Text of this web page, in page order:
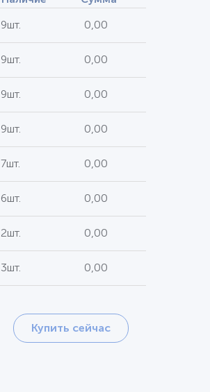
9шт. 0,00
9шт. 0,00
9шт. 0,00
9шт. 0,00
7шт. 0,00
6шт. 0,00
2шт. 0,00
3шт. 0,00
Купить сейчас